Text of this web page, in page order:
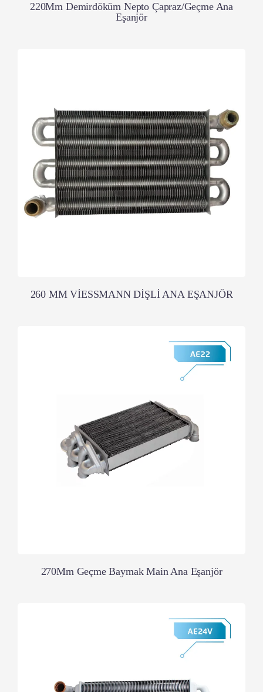
220Mm Demirdöküm Nepto Çapraz/Geçme Ana
Eşanjör
260 MM VİESSMANN DİŞLİ ANA EŞANJÖR
270Mm Geçme Baymak Main Ana Eşanjör